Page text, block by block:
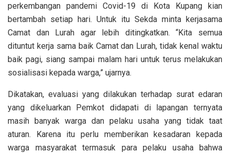
perkembangan pandemi Covid-19 di Kota Kupang kian
bertambah setiap hari. Untuk itu Sekda minta kerjasama
Camat dan Lurah agar lebih ditingkatkan. “Kita semua
dituntut kerja sama baik Camat dan Lurah, tidak kenal waktu
baik pagi, siang sampai malam hari untuk terus melakukan
sosialisasi kepada warga,” ujarnya.
Dikatakan, evaluasi yang dilakukan terhadap surat edaran
yang dikeluarkan Pemkot didapati di lapangan ternyata
masih banyak warga dan pelaku usaha yang tidak taat
aturan. Karena itu perlu memberikan kesadaran kepada
warga masyarakat termasuk para pelaku usaha bahwa